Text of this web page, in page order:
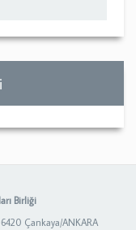
Birliği
Çankaya/ANKARA